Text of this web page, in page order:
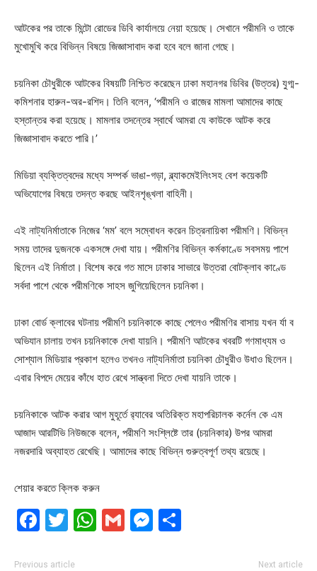
আটকের পর তাকে মিন্টো রোডের ডিবি কার্যালয়ে নেয়া হয়েছে। সেখানে পরীমনি ও তাকে
মুখোমুখি করে বিভিন্ন বিষয়ে জিজ্ঞাসাবাদ করা হবে বলে জানা গেছে।
চয়নিকা চৌধুরীকে আটকের বিষয়টি নিশ্চিত করেছেন ঢাকা মহানগর ডিবির (উত্তর) যুগ্ম-
কমিশনার হারুন-অর-রশিদ। তিনি বলেন, ‘পরীমনি ও রাজের মামলা আমাদের কাছে
হস্তান্তর করা হয়েছে। মামলার তদন্তের স্বার্থে আমরা যে কাউকে আটক করে
জিজ্ঞাসাবাদ করতে পারি।’
মিডিয়া ব্যক্তিত্বদের মধ্যে সম্পর্ক ভাঙা-গড়া, ব্ল্যাকমেইলিংসহ বেশ কয়েকটি
অভিযোগের বিষয়ে তদন্ত করছে আইনশৃঙ্খলা বাহিনী।
এই নাট্যনির্মাতাকে নিজের ‘মম’ বলে সম্বোধন করেন চিত্রনায়িকা পরীমণি। বিভিন্ন
সময় তাদের দুজনকে একসঙ্গে দেখা যায়। পরীমণির বিভিন্ন কর্মকাণ্ডে সবসময় পাশে
ছিলেন এই নির্মাতা। বিশেষ করে গত মাসে ঢাকার সাভারে উত্তরা বোটক্লাব কাণ্ডে
সর্বদা পাশে থেকে পরীমণিকে সাহস জুগিয়েছিলেন চয়নিকা।
ঢাকা বোর্ড ক্লাবের ঘটনায় পরীমণি চয়নিকাকে কাছে পেলেও পরীমণির বাসায় যখন র্যা ব
অভিযান চালায় তখন চয়নিকাকে দেখা যায়নি। পরীমণি আটকের খবরটি গণমাধ্যম ও
সোশ্যাল মিডিয়ার প্রকাশ হলেও তখনও নাট্যনির্মাতা চয়নিকা চৌধুরীও উধাও ছিলেন।
এবার বিপদে মেয়ের কাঁধে হাত রেখে সান্ত্বনা দিতে দেখা যায়নি তাকে।
চয়নিকাকে আটক করার আগ মুহূর্তে র‌্যাবের অতিরিক্ত মহাপরিচালক কর্নেল কে এম
আজাদ আরটিভি নিউজকে বলেন, পরীমণি সংশ্লিষ্টে তার (চয়নিকার) উপর আমরা
নজরদারি অব্যাহত রেখেছি। আমাদের কাছে বিভিন্ন গুরুত্বপূর্ণ তথ্য রয়েছে।
শেয়ার করতে ক্লিক করুন
Facebook
Twitter
WhatsApp
GmailMessenger
Previous article Next article